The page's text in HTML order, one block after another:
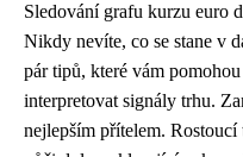
Sledování grafu kurzu euro
Nikdy nevíte, co se stane v
pár tipů, které vám
interpretovat signály trhu.
nejlepším přítelem.